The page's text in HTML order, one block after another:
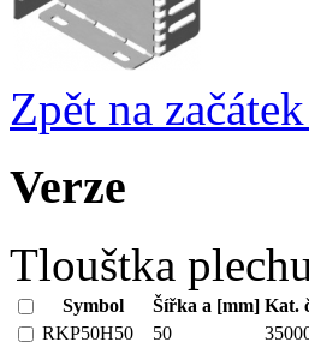
Zpět na
Verze
Tlouštka
Symbol Šířka a [mm] Kat.
RKP50H50
50